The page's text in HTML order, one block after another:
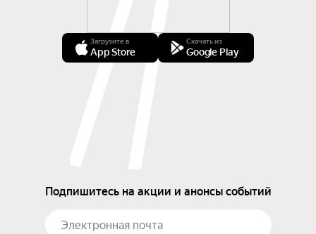
Загрузите в
App Store
Скачать из
Google Play
Подпишитесь на акции и анонсы событий